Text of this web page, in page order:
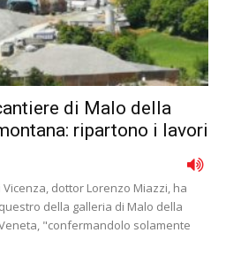
di Malo della
ripartono i lavori
dottor Lorenzo Miazzi, ha
della galleria di Malo della
"confermandolo solamente